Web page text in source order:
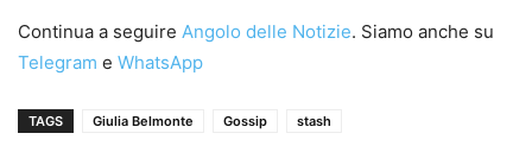
Continua a seguire Angolo delle Notizie. Siamo anche su
Telegram e WhatsApp
TAGS Giulia Belmonte Gossip stash